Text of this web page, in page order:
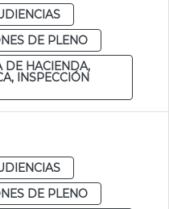
DE PLENO
DE HACIENDA,
INSPECCIÓN
DE PLENO